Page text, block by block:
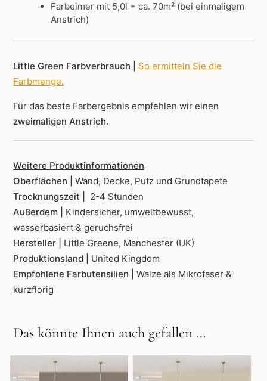
Farbeimer mit 5,0l = ca. 70m² (bei einmaligem
Anstrich)
Little Green Farbverbrauch |
So ermitteln Sie die
Farbmenge.
Für das beste Farbergebnis empfehlen wir einen
zweimaligen Anstrich.
Weitere Produktinformationen
Oberflächen | Wand, Decke, Putz und Grundtapete
Trocknungszeit |
2-4 Stunden
Außerdem | Kindersicher, umweltbewusst,
wasserbasiert & geruchsfrei
Hersteller | Little Greene, Manchester (UK)
Produktionsland | United Kingdom
Empfohlene Farbutensilien | Walze als Mikrofaser &
kurzflorig
Das könnte Ihnen auch gefallen …
Produkt